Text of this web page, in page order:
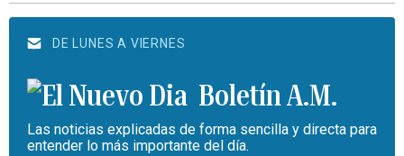
DE LUNES A VIERNES
Boletín A.M.
Las noticias explicadas de forma sencilla y directa para
entender lo más importante del día.